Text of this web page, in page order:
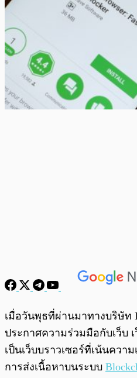
พร้อมเล่น
เมื่อวันพุธที่ผ่านมาทางบริษัท
ประกาศความร่วมมือกับเว็บ
เป็นเว็บบราวเซอร์ที่เน้นควา
การส่งเนื้อหาบนระบบ